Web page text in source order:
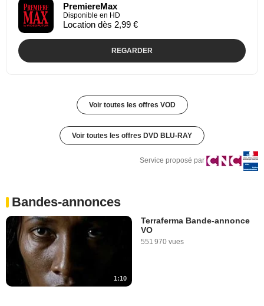
PremiereMax
Disponible en HD
Location dès 2,99 €
REGARDER
Voir toutes les offres VOD
Voir toutes les offres DVD BLU-RAY
Service proposé par
Bandes-annonces
1:10
Terraferma Bande-annonce
VO
551 970 vues